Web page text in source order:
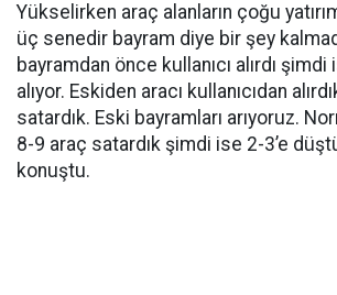
Yükselirken araç alanların çoğu
üç senedir bayram diye bir şey
bayramdan önce kullanıcı alırdı şimdi
alıyor. Eskiden aracı kullanıcıdan
satardık. Eski bayramları arıyoruz.
8-9 araç satardık şimdi ise 2-3’e
konuştu.